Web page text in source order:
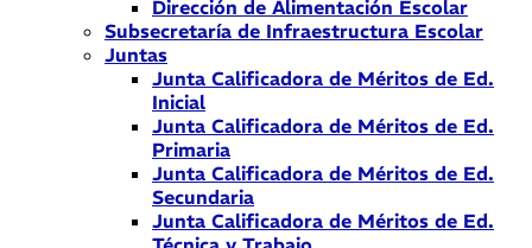
Dirección de Alimentación Escolar
Subsecretaría de Infraestructura Escolar
Juntas
Junta Calificadora de Méritos de Ed.
Inicial
Junta Calificadora de Méritos de Ed.
Primaria
Junta Calificadora de Méritos de Ed.
Secundaria
Junta Calificadora de Méritos de Ed.